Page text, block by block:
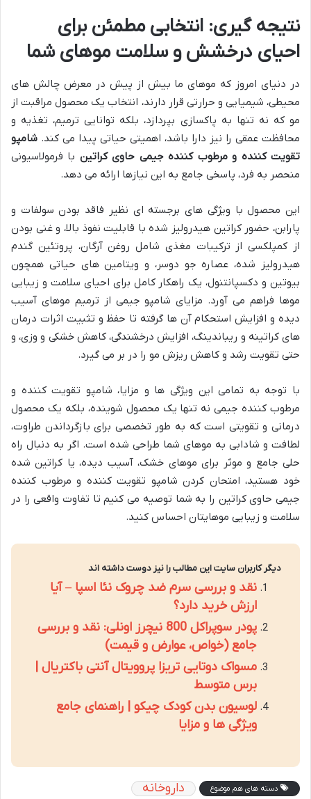
نتیجه گیری: انتخابی مطمئن برای
احیای درخشش و سلامت موهای شما
در دنیای امروز که موهای ما بیش از پیش در معرض چالش های
محیطی، شیمیایی و حرارتی قرار دارند، انتخاب یک محصول مراقبت از
مو که نه تنها به پاکسازی بپردازد، بلکه توانایی ترمیم، تغذیه و
محافظت عمقی را نیز دارا باشد، اهمیتی حیاتی پیدا می کند. شامپو
تقویت کننده و مرطوب کننده جیمی حاوی کراتین با فرمولاسیونی
منحصر به فرد، پاسخی جامع به این نیازها ارائه می دهد.
این محصول با ویژگی های برجسته ای نظیر فاقد بودن سولفات و
پارابن، حضور کراتین هیدرولیز شده با قابلیت نفوذ بالا، و غنی بودن
از کمپلکسی از ترکیبات مغذی شامل روغن آرگان، پروتئین گندم
هیدرولیز شده، عصاره جو دوسر، و ویتامین های حیاتی همچون
بیوتین و دکسپانتنول، یک راهکار کامل برای احیای سلامت و زیبایی
موها فراهم می آورد. مزایای شامپو جیمی از ترمیم موهای آسیب
دیده و افزایش استحکام آن ها گرفته تا حفظ و تثبیت اثرات درمان
های کراتینه و ریباندینگ، افزایش درخشندگی، کاهش خشکی و وزی، و
حتی تقویت رشد و کاهش ریزش مو را در بر می گیرد.
با توجه به تمامی این ویژگی ها و مزایا، شامپو تقویت کننده و
مرطوب کننده جیمی نه تنها یک محصول شوینده، بلکه یک محصول
درمانی و تقویتی است که به طور تخصصی برای بازگرداندن طراوت،
لطافت و شادابی به موهای شما طراحی شده است. اگر به دنبال راه
حلی جامع و موثر برای موهای خشک، آسیب دیده، یا کراتین شده
خود هستید، امتحان کردن شامپو تقویت کننده و مرطوب کننده
جیمی حاوی کراتین را به شما توصیه می کنیم تا تفاوت واقعی را در
سلامت و زیبایی موهایتان احساس کنید.
دیگر کاربران سایت این مطالب را نیز دوست داشته اند
نقد و بررسی سرم ضد چروک نئا اسپا – آیا
ارزش خرید دارد؟
پودر سوپراکل 800 نیچرز اونلی: نقد و بررسی
جامع (خواص، عوارض و قیمت)
مسواک دوتایی تریزا پروویتال آنتی باکتریال |
برس متوسط
لوسیون بدن کودک چیکو | راهنمای جامع
ویژگی ها و مزایا
دسته های هم موضوع داروخانه